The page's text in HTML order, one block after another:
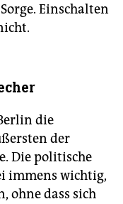
Einschalten
die
der
Die politische
immens wichtig,
ohne dass sich